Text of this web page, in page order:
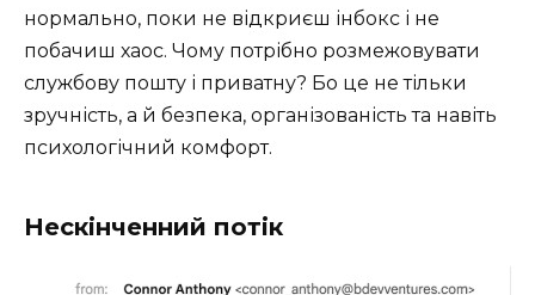
нормально, поки не відкриєш інбокс і не
побачиш хаос. Чому потрібно розмежовувати
службову пошту і приватну? Бо це не тільки
зручність, а й безпека, організованість та навіть
психологічний комфорт.
Нескінченний потік